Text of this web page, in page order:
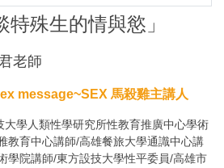
特殊生的情與慾」
老師
message~SEX 馬殺雞主講人
大學人類性學研究所性教育推廣中心學術
教育中心講師/高雄餐旅大學通識中心講
學院講師/東方設技大學性平委員/高雄市